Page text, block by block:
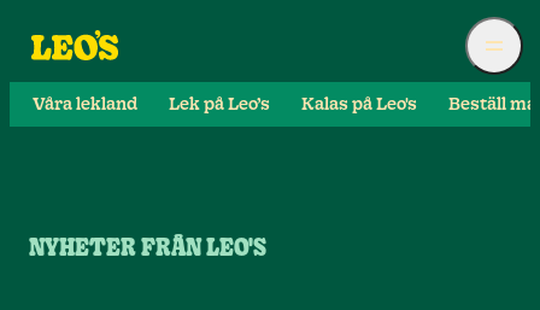
Våra lekland Lek på Leo’s Kalas på Leo's Beställ
NYHETER FRÅN LEO'S